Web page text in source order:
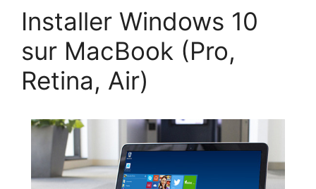
Installer Windows 10
sur MacBook (Pro,
Retina, Air)